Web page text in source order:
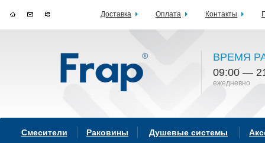
ВРЕМЯ
09:00 —
ежедневно
Смесители Раковины Душевые системы
Доставка Оплата Контакты